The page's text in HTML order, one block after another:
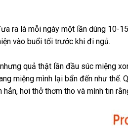
ra là mỗi ngày một lần dùng 10-
vào buổi tối trước khi đi ngủ.
quả thật lần đầu súc miệng
miệng mình lại bẩn đến như thế.
hơi thở thơm tho và mình tin